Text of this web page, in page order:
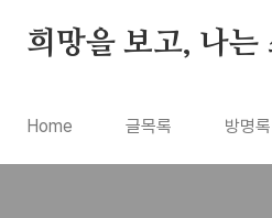
희망을 보고, 나는
Home 글목록 방명록